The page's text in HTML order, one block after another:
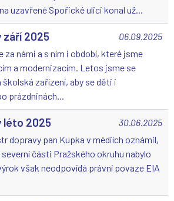
uzavřené Spořické ulici konal už...
06.09.2025
2025
za námi a s ním i období, které jsme
a modernizacím. Letos jsme se
zařízení, aby se děti i
prázdninách...
30.06.2025
léto 2025
dopravy pan Kupka v médiích oznámil,
části Pražského okruhu nabylo
však neodpovídá právní povaze EIA